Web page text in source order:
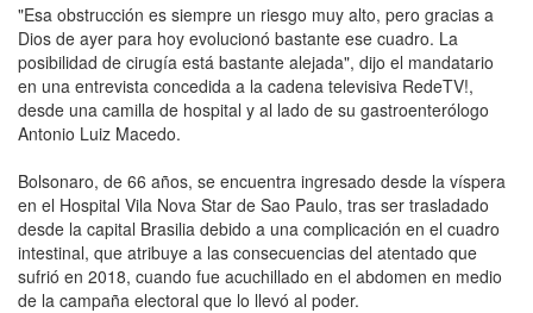
"Esa obstrucción es siempre un riesgo muy alto, pero gracias a
Dios de ayer para hoy evolucionó bastante ese cuadro. La
posibilidad de cirugía está bastante alejada", dijo el mandatario
en una entrevista concedida a la cadena televisiva RedeTV!,
desde una camilla de hospital y al lado de su gastroenterólogo
Antonio Luiz Macedo.
Bolsonaro, de 66 años, se encuentra ingresado desde la víspera
en el Hospital Vila Nova Star de Sao Paulo, tras ser trasladado
desde la capital Brasilia debido a una complicación en el cuadro
intestinal, que atribuye a las consecuencias del atentado que
sufrió en 2018, cuando fue acuchillado en el abdomen en medio
de la campaña electoral que lo llevó al poder.